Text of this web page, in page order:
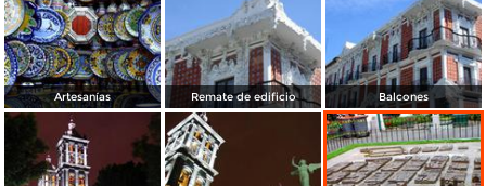
Artesanías Remate de edificio Balcones